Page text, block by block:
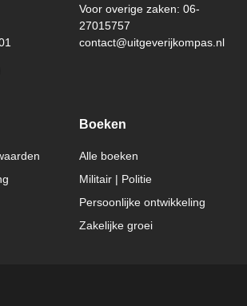
Voor overige zaken: 06-
27015757
contact@uitgeverijkompas.nl
Boeken
Alle boeken
Militair | Politie
Persoonlijke ontwikkeling
Zakelijke groei